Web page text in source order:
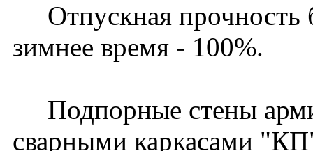
Отпускная прочность
зимнее время - 100%.
Подпорные стены
сварными каркасами